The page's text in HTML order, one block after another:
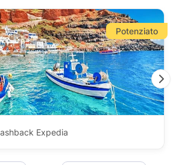
Expedia
Potenziato